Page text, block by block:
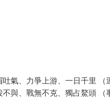
氣、力爭上游、一日千里 （
與、戰無不克、獨占鰲頭 （